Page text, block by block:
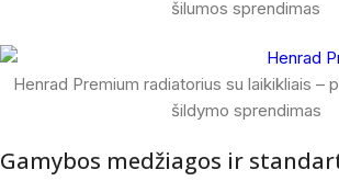
Henrad Premium radiatorius su laikikliais –
šildymo sprendimas
Gamybos medžiagos ir